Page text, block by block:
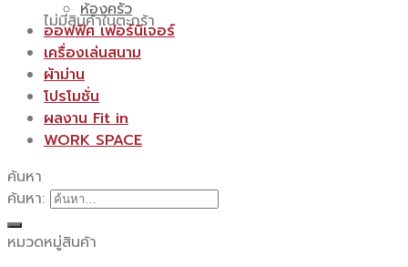
ไม่มีสินค้าในตะกร้า
ห้องครัว
ออฟฟิศ เฟอร์นิเจอร์
เครื่องเล่นสนาม
ผ้าม่าน
โปรโมชั่น
ผลงาน Fit in
WORK SPACE
ค้นหา
ค้นหา:
หมวดหมู่สินค้า